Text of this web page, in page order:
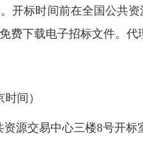
开标时间前在全国公共
费下载电子招标文件。代
时间）
源交易中心三楼8号开标